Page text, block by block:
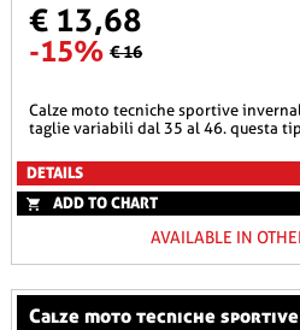
€ 13,68
-15% € 16
calze moto tecniche sportive invernali nere e arancioni xtech
taglie variabili dal 35 al 46. questa
DETAILS
ADD TO CHART
AVAILABLE IN
calze moto tecniche sportive invernali compression